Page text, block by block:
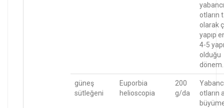
yabancı
otların
olarak
yapıp
4-5
olduğu
dönem.
güneş
sütleğeni
Euporbia
helioscopia
200
g/da
otların